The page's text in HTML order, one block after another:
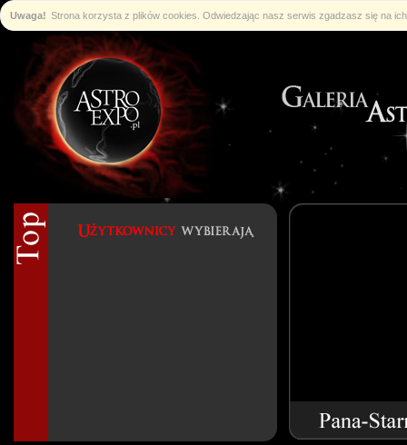
Uwaga! Strona korzysta z plików cookies. Odwiedzając nasz serwis zgadzasz się na